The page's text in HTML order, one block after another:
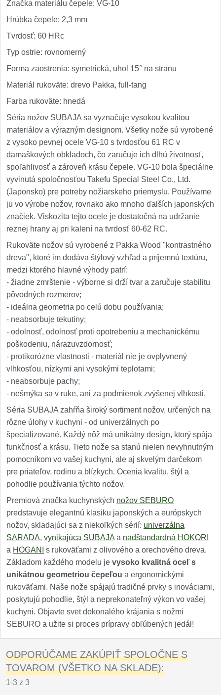
Značka materiálu čepele: VG-10
Hrúbka čepele: 2,3 mm
Tvrdosť: 60 HRc
Typ ostrie: rovnomerný
Forma zaostrenia: symetrická, uhol 15° na stranu
Materiál rukoväte: drevo Pakka, full-tang
Farba rukoväte: hnedá
Séria nožov SUBAJA sa vyznačuje vysokou kvalitou
materiálov a výrazným designom. Všetky nože sú vyrobené
z vysoko pevnej ocele VG-10 s tvrdosťou 61 RC v
damaškových obkladoch, čo zaručuje ich dlhú životnosť,
spoľahlivosť a zároveň krásu čepele. VG-10 bola špeciálne
vyvinutá spoločnosťou Takefu Special Steel Co., Ltd.
(Japonsko) pre potreby nožiarskeho priemyslu. Používame
ju vo výrobe nožov, rovnako ako mnoho ďalších japonských
značiek. Viskozita tejto ocele je dostatočná na udržanie
reznej hrany aj pri kalení na tvrdosť 60-62 RC.
Rukoväte nožov sú vyrobené z Pakka Wood "kontrastného
dreva", ktoré im dodáva štýlový vzhľad a príjemnú textúru,
medzi ktorého hlavné výhody patrí:
- žiadne zmrštenie - výborne si drží tvar a zaručuje stabilitu
pôvodných rozmerov;
- ideálna geometria po celú dobu používania;
- neabsorbuje tekutiny;
- odolnosť, odolnosť proti opotrebeniu a mechanickému
poškodeniu, nárazuvzdornosť;
- protikorózne vlastnosti - materiál nie je ovplyvnený
vlhkosťou, nízkymi ani vysokými teplotami;
- neabsorbuje pachy;
- nešmýka sa v ruke, ani za podmienok zvýšenej vlhkosti.
Séria SUBAJA zahŕňa široký sortiment nožov, určených na
rôzne úlohy v kuchyni - od univerzálnych po
špecializované. Každý nôž má unikátny design, ktorý spája
funkčnosť a krásu. Tieto nože sa stanú nielen nevyhnutným
pomocníkom vo vašej kuchyni, ale aj skvelým darčekom
pre priateľov, rodinu a blízkych. Ocenia kvalitu, štýl a
pohodlie používania týchto nožov.
Premiová značka kuchynských nožov SEBURO
predstavuje elegantnú klasiku japonských a európskych
nožov, skladajúci sa z niekoľkých sérií: univerzálna
SARADA, vynikajúca SUBAJA a nadštandardná HOKORI
a HOGANI
s rukoväťami z olivového a orechového dreva.
Základom každého modelu je vysoko kvalitná oceľ s
unikátnou geometriou čepeľou a ergonomickými
rukoväťami. Naše nože spájajú tradičné prvky s inováciami,
poskytujú pohodlie, štýl a neprekonateľný výkon vo vašej
kuchyni. Objavte svet dokonalého krájania s nožmi
SEBURO a užite si proces prípravy obľúbených jedál!
ODPORÚČAME ZAKÚPIŤ SPOLOČNE S
TOVAROM (VŠETKO NA SKLADE):
1-3 z 3